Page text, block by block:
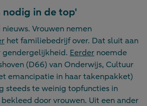
in de top'
Vrouwen nemen
het familiebedrijf over. Dat sluit aan
gendergelijkheid. Eerder noemde
(D66) van Onderwijs, Cultuur
emancipatie in haar takenpakket)
steeds te weinig topfuncties in
door vrouwen. Uit een ander